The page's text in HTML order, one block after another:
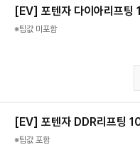
[EV] 포텐자 다이아리프
※팁값 미포함
[EV] 포텐자 DDR리프팅
※팁값 포함